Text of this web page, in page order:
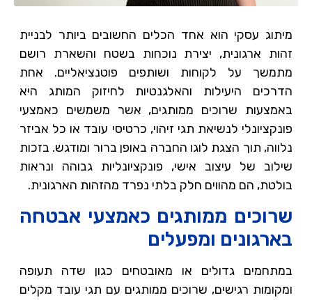
מיתוג עסקי הוא אחד הכלים החשובים ביותר לבניית
זהות ארגונית, יצירת נוכחות בשטח והשארת רושם
מתמשך על לקוחות ושותפים פוטנציאליים. אחת
הדרכים היעילות והאלגנטיות לחיזוק המותג היא
באמצעות שרוכים ממותגים, אשר משמשים כאמצעי
פונקציונלי לנשיאת תגי זיהוי, כרטיסי עובד או כל אביזר
נלווה, תוך הצגת לוגו החברה באופן ברור ומודגש. בזכות
שילוב של עיצוב אישי, פונקציונליות גבוהה ונראות
בולטת, הם מהווים חלק בלתי נפרד מהזהות הארגונית.
שרוכים ממותגים כאמצעי אבטחה
בארגונים ומפעלים
במתחמים גדולים או מאובטחים כגון שדה תעופה
ומקומות רגישים, שרוכים ממותגים עם תגי עובד מקלים